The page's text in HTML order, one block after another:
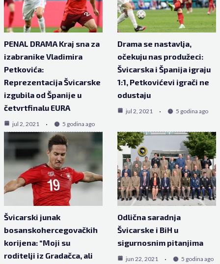
PENAL DRAMA Kraj sna za
izabranike Vladimira
Petkovića:
Reprezentacija Švicarske
izgubila od Španije u
četvrtfinalu EURA
jul 2, 2021 5 godina ago
Drama se nastavlja,
očekuju nas produžeci:
Švicarska i Španija igraju
1:1, Petkovićevi igrači ne
odustaju
jul 2, 2021 5 godina ago
Švicarski junak
bosanskohercegovačkih
korijena: “Moji su
roditelji iz Gradačca, ali
Odlična saradnja
Švicarske i BiH u
sigurnosnim pitanjima
jun 22, 2021 5 godina ago